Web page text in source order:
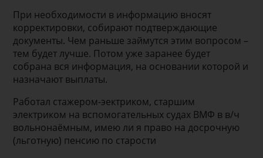
При необходимости в информацию вносят
корректировки, собирают подтверждающие
документы. Чем раньше займутся этим вопросом –
тем будет лучше. Потом уже заранее будет
собрана вся информация, на основании которой и
назначают выплаты.
Работал стажером-эектриком, старшим
электриком на вспомогательных судах ВМФ в в/ч
вольнонаёмным, имею ли я право на досрочную
(льготную) пенсию по старости